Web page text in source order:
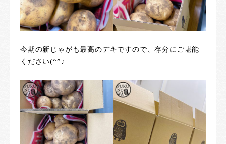
今期の新じゃがも最高のデキですので、存分にご堪能
ください(^^♪